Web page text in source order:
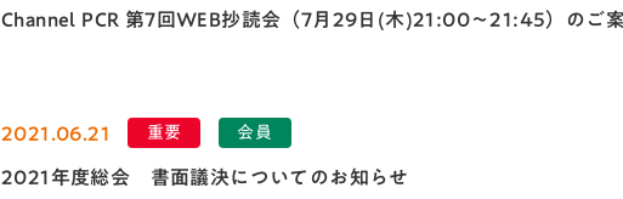
Channel PCR 第7回WEB抄読会（7月29日(木)21:00～21:45）のご
2021.06.21 重要 会員
2021年度総会 書面議決についてのお知らせ